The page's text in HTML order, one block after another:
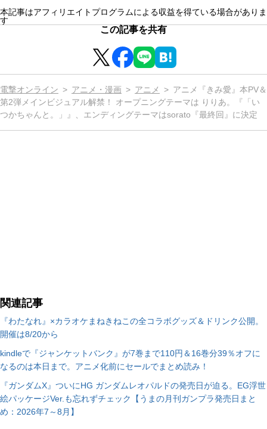
本記事はアフィリエイトプログラムによる収益を得ている場合がありま
す
この記事を共有
電撃オンライン アニメ・漫画 アニメ
アニメ『きみ愛』本PV＆
第2弾メインビジュアル解禁！ オープニングテーマは りりあ。『「い
つかちゃんと。」』、エンディングテーマはsorato『最終回』に決定
関連記事
『わたなれ』×カラオケまねきねこの全コラボグッズ＆ドリンク公開。
開催は8/20から
kindleで『ジャンケットバンク』が7巻まで110円＆16巻分39％オフに
なるのは本日まで。アニメ化前にセールでまとめ読み！
『ガンダムX』ついにHG ガンダムレオパルドの発売日が迫る。EG浮世
絵パッケージVer.も忘れずチェック【うまの月刊ガンプラ発売日まと
め：2026年7～8月】